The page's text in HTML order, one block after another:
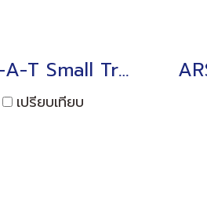
ARM-A-T Small Tri-axial Acceleration Transducer 100 to 400m/s2
เปรียบเทียบ